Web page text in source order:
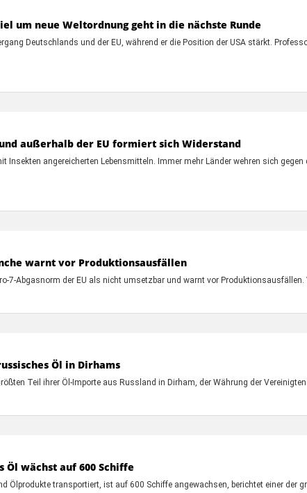
um neue Weltordnung geht in die nächste Runde
Deutschlands und der EU, während er die Position der USA stärkt.
außerhalb der EU formiert sich Widerstand
Insekten angereicherten Lebensmitteln. Immer mehr Länder wehren sich
warnt vor Produktionsausfällen
7-Abgasnorm der EU als nicht umsetzbar und warnt vor
Öl in Dirhams
Teil ihrer Öl-Importe aus Russland in Dirham, der Währung der
Öl wächst auf 600 Schiffe
Ölprodukte transportiert, ist auf 600 Schiffe angewachsen, berichtet einer der